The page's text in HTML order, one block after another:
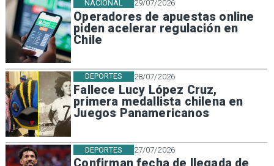
29/07/2026
Operadores de apuestas online
piden acelerar regulación en
Chile
NACIONAL
28/07/2026
Fallece Lucy López Cruz,
primera medallista chilena en
Juegos Panamericanos
DEPORTES
27/07/2026
DEPORTES